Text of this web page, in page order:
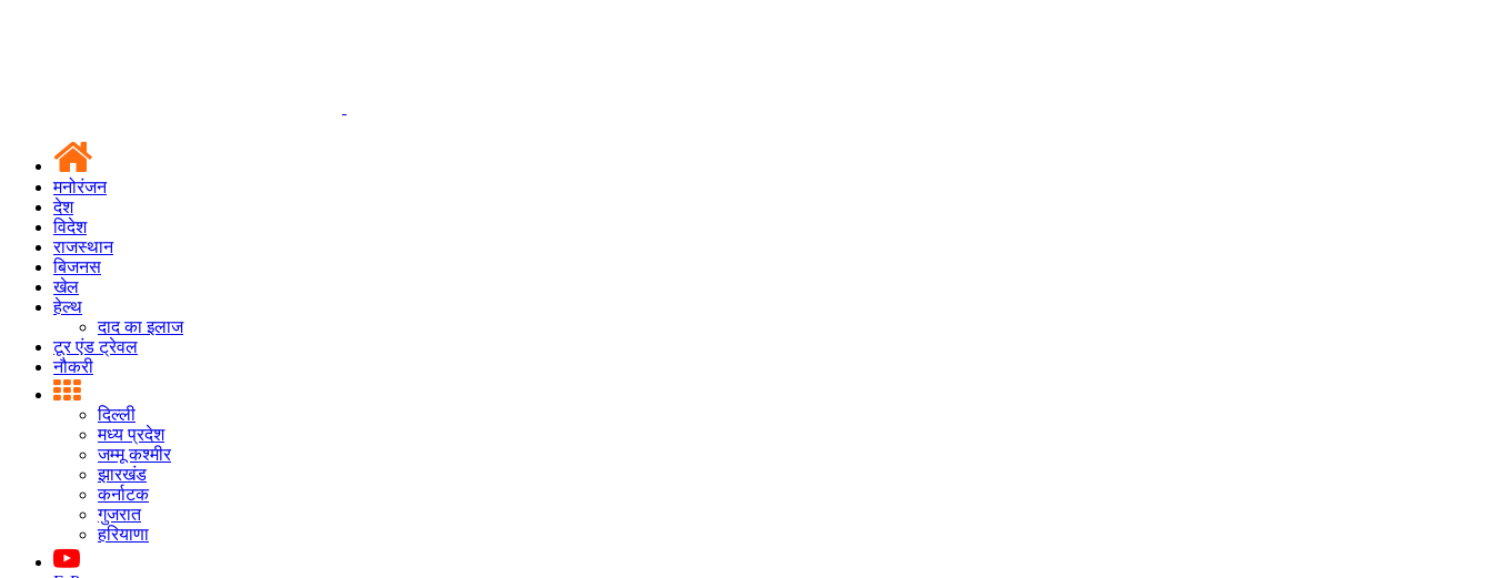
मनोरंजन
देश
विदेश
राजस्थान
बिजनस
खेल
हेल्थ
दाद का इलाज
टूर एंड ट्रेवल
नौकरी
दिल्ली
मध्य प्रदेश
जम्मू कश्मीर
झारखंड
कर्नाटक
गुजरात
हरियाणा